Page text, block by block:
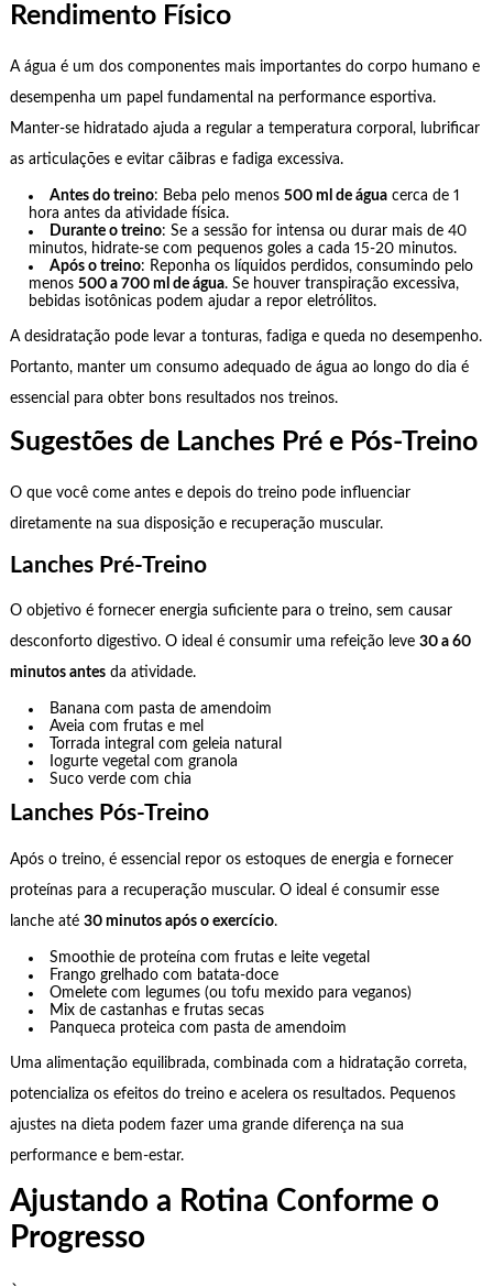
Rendimento Físico
A água é um dos componentes mais importantes do corpo humano e
desempenha um papel fundamental na performance esportiva.
Manter-se hidratado ajuda a regular a temperatura corporal, lubrificar
as articulações e evitar cãibras e fadiga excessiva.
Antes do treino: Beba pelo menos500 ml de água cerca de 1
hora antes da atividade física.
Durante o treino: Se a sessão for intensa ou durar mais de 40
minutos, hidrate-se com pequenos goles a cada 15-20 minutos.
Após o treino: Reponha os líquidos perdidos, consumindo pelo
menos500 a 700 ml de água. Se houver transpiração excessiva,
bebidas isotônicas podem ajudar a repor eletrólitos.
A desidratação pode levar a tonturas, fadiga e queda no desempenho.
Portanto, manter um consumo adequado de água ao longo do dia é
essencial para obter bons resultados nos treinos.
Sugestões de Lanches Pré e Pós-Treino
O que você come antes e depois do treino pode influenciar
diretamente na sua disposição e recuperação muscular.
Lanches Pré-Treino
O objetivo é fornecer energia suficiente para o treino, sem causar
desconforto digestivo. O ideal é consumir uma refeição leve 30 a 60
minutos antesda atividade.
Banana com pasta de amendoim
Aveia com frutas e mel
Torrada integral com geleia natural
Iogurte vegetal com granola
Suco verde com chia
Lanches Pós-Treino
Após o treino, é essencial repor os estoques de energia e fornecer
proteínas para a recuperação muscular. O ideal é consumir esse
lanche até 30 minutos após o exercício.
Smoothie de proteína com frutas e leite vegetal
Frango grelhado com batata-doce
Omelete com legumes (ou tofu mexido para veganos)
Mix de castanhas e frutas secas
Panqueca proteica com pasta de amendoim
Uma alimentação equilibrada, combinada com a hidratação correta,
potencializa os efeitos do treino e acelera os resultados. Pequenos
ajustes na dieta podem fazer uma grande diferença na sua
performance e bem-estar.
Ajustando a Rotina Conforme o
Progresso